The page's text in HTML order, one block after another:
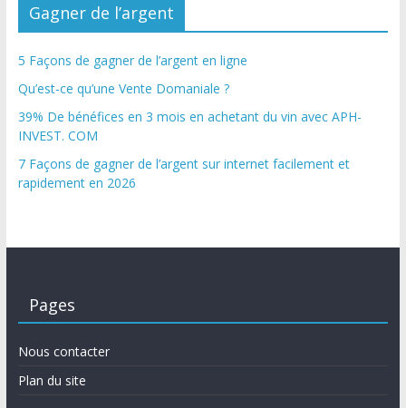
Gagner de l’argent
5 Façons de gagner de l’argent en ligne
Qu’est-ce qu’une Vente Domaniale ?
39% De bénéfices en 3 mois en achetant du vin avec APH-
INVEST. COM
7 Façons de gagner de l’argent sur internet facilement et
rapidement en 2026
Pages
Nous contacter
Plan du site